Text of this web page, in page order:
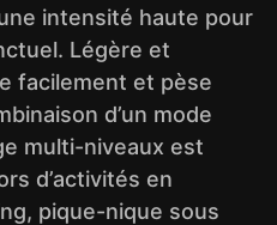
intensité haute pour
Légère et
facilement et pèse
d’un mode
multi-niveaux est
d’activités en
pique-nique sous